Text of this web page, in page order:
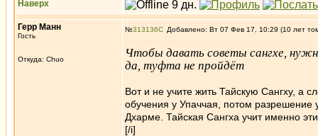
Наверх
Герр Манн
Гость
Откуда: Chuo
№313136 Добавлено: Вт 07 Фев 17, 10:29 (10 лет
Чтобы давать советы сангхе,
да, туфта не пройдёт
Вот и не учите жить Тайскую Сангху, а
обучения у Упаччая, потом разрешение
Дхарме. Тайская Сангха учит именно
[/i]